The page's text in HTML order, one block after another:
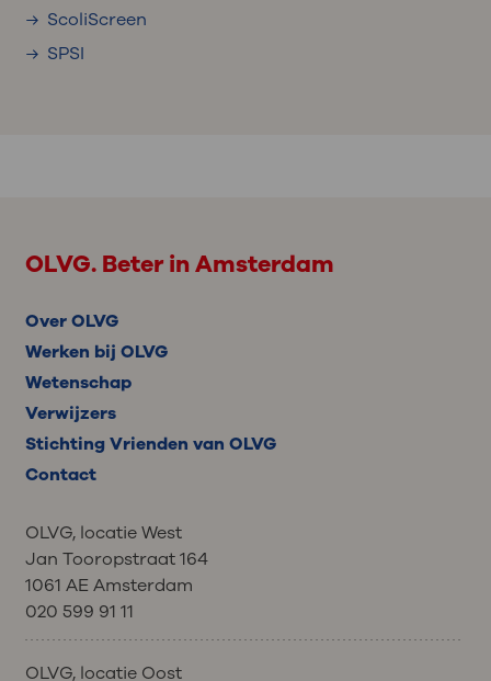
ScoliScreen
SPSI
OLVG. Beter in Amsterdam
Over OLVG
Werken bij OLVG
Wetenschap
Verwijzers
Stichting Vrienden van OLVG
Contact
OLVG, locatie West
Jan Tooropstraat 164
1061 AE Amsterdam
020 599 91 11
OLVG, locatie Oost